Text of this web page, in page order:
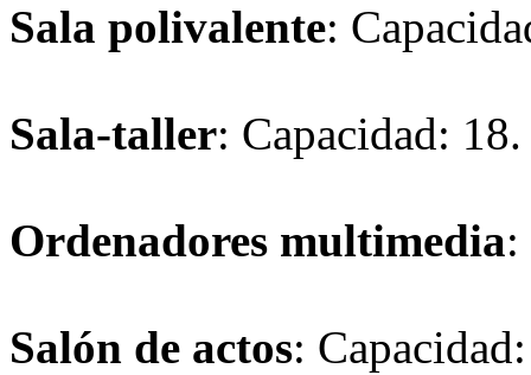
Sala polivalente:
Sala-taller: Capacidad: 18.
Ordenadores multimedia:
Salón de actos: